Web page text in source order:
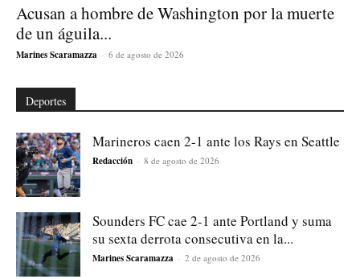
Acusan a hombre de Washington por la muerte
de un águila...
Marines Scaramazza - 6 de agosto de 2026
Deportes
Marineros caen 2-1 ante los Rays en Seattle
Redacción - 8 de agosto de 2026
Sounders FC cae 2-1 ante Portland y suma
su sexta derrota consecutiva en la...
Marines Scaramazza - 2 de agosto de 2026